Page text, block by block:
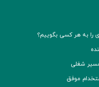
را به هر کسی بگوییم؟
شغلی